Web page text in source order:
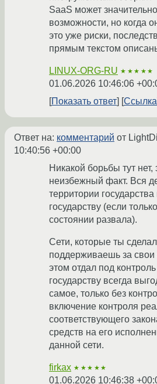
SaaS может
возможности, но когда
это уже риски,
прямым текстом
LINUX-ORG-RU ★★★★★
01.06.2026 10:46:06
Показать ответ
Ссылка
Ответ на: комментарий от
10:40:56 +00:00
Никакой борьбы тут нет,
неизбежный факт. Вся
территории
государству (если
состоянии развала).
Сети, которые ты
поддерживаешь за свои
этом отдал под контроль
государству всегда
самое, только без
включение контроля
соответствующего
средств на его
данной сети.
firkax ★★★★★
01.06.2026 10:46:38